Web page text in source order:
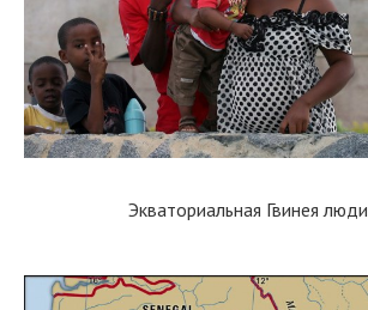
Экваториальная Гвинея люди